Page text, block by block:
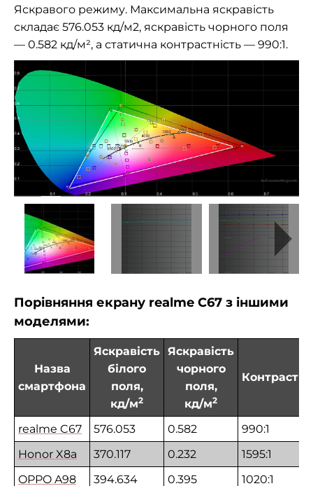
Яскравого режиму. Максимальна яскравість
складає 576.053 кд/м2, яскравість чорного поля
— 0.582 кд/м², а статична контрастність — 990:1.
Порівняння екрану realme C67 з іншими
моделями:
Назва
смартфона
Яскравість
білого
поля,
кд/м2
Яскравість
чорного
поля,
кд/м2
Контраст
realme C67 576.053 0.582
990:1
Honor X8a
370.117 0.232
1595:1
OPPO A98
394.634 0.395
1020:1